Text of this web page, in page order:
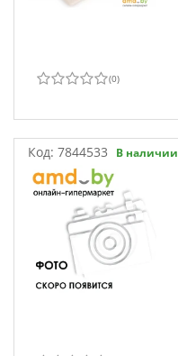
(0)
Код: 7844533 В наличии